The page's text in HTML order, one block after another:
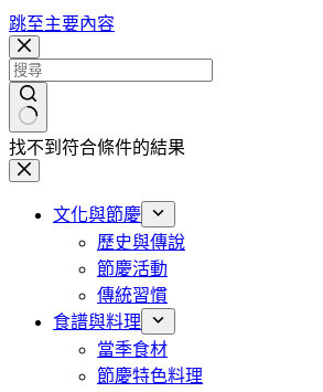
跳至主要內容
找不到符合條件的結果
文化與節慶
歷史與傳說
節慶活動
傳統習慣
食譜與料理
當季食材
節慶特色料理